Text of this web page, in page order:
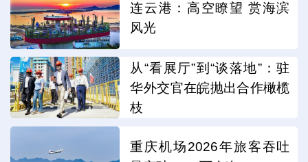
连云港：高空瞭望 赏海滨
风光
从“看展厅”到“谈落地”：驻
华外交官在皖抛出合作橄榄
枝
重庆机场2026年旅客吞吐